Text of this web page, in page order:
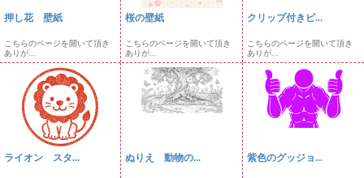
押し花 壁紙
こちらのページを開いて頂き
ありが...
桜の壁紙
こちらのページを開いて頂き
ありが...
クリップ付きピ...
こちらのページを開いて頂き
ありが...
ライオン スタ... ぬりえ 動物の... 紫色のグッジョ...